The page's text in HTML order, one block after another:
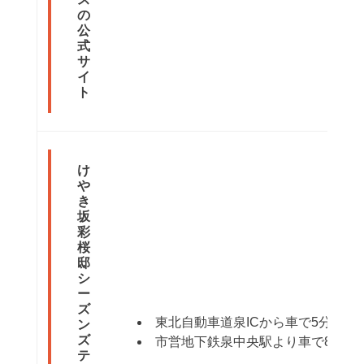
の
公
式
サ
イ
ト
け
や
き
坂
彩
桜
邸
シ
ー
ズ
ン
ズ
テ
東北自動車道泉ICから車で5分
市営地下鉄泉中央駅より車で8分